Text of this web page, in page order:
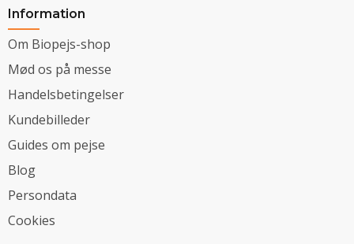
Information
Om Biopejs-shop
Mød os på messe
Handelsbetingelser
Kundebilleder
Guides om pejse
Blog
Persondata
Cookies